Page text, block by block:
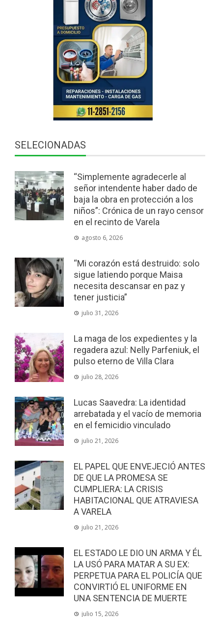
SELECIONADAS
“Simplemente agradecerle al
señor intendente haber dado de
baja la obra en protección a los
niños”: Crónica de un rayo censor
en el recinto de Varela
agosto 6, 2026
“Mi corazón está destruido: solo
sigue latiendo porque Maisa
necesita descansar en paz y
tener justicia”
julio 31, 2026
La maga de los expedientes y la
regadera azul: Nelly Parfeniuk, el
pulso eterno de Villa Clara
julio 28, 2026
Lucas Saavedra: La identidad
arrebatada y el vacío de memoria
en el femicidio vinculado
julio 21, 2026
EL PAPEL QUE ENVEJECIÓ ANTES
DE QUE LA PROMESA SE
CUMPLIERA: LA CRISIS
HABITACIONAL QUE ATRAVIESA
A VARELA
julio 21, 2026
EL ESTADO LE DIO UN ARMA Y ÉL
LA USÓ PARA MATAR A SU EX:
PERPETUA PARA EL POLICÍA QUE
CONVIRTIÓ EL UNIFORME EN
UNA SENTENCIA DE MUERTE
julio 15, 2026